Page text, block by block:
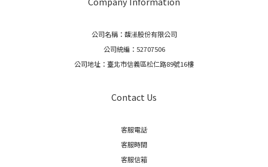
公司名稱：馥濝股份有限公司
公司統編：52707506
公司地址：臺北市信義區松仁路89號16樓
Contact Us
客服電話
客服時間
客服信箱